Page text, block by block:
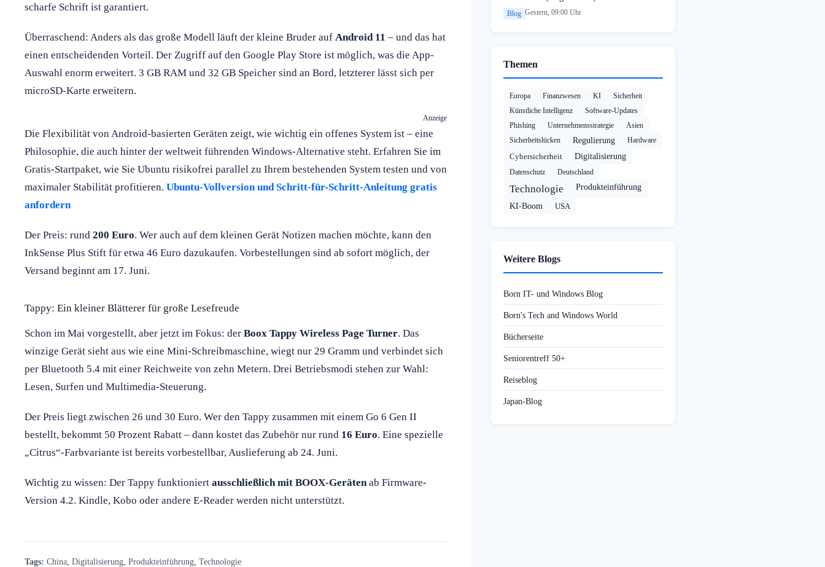
scharfe Schrift ist garantiert.
Überraschend: Anders als das große Modell läuft der kleine Bruder auf Android 11 – und das hat
einen entscheidenden Vorteil. Der Zugriff auf den Google Play Store ist möglich, was die App-
Auswahl enorm erweitert. 3 GB RAM und 32 GB Speicher sind an Bord, letzterer lässt sich per
microSD-Karte erweitern.
Anzeige
Die Flexibilität von Android-basierten Geräten zeigt, wie wichtig ein offenes System ist – eine
Philosophie, die auch hinter der weltweit führenden Windows-Alternative steht. Erfahren Sie im
Gratis-Startpaket, wie Sie Ubuntu risikofrei parallel zu Ihrem bestehenden System testen und von
maximaler Stabilität profitieren. Ubuntu-Vollversion und Schritt-für-Schritt-Anleitung gratis
anfordern
Der Preis: rund 200 Euro. Wer auch auf dem kleinen Gerät Notizen machen möchte, kann den
InkSense Plus Stift für etwa 46 Euro dazukaufen. Vorbestellungen sind ab sofort möglich, der
Versand beginnt am 17. Juni.
Tappy: Ein kleiner Blätterer für große Lesefreude
Schon im Mai vorgestellt, aber jetzt im Fokus: der Boox Tappy Wireless Page Turner. Das
winzige Gerät sieht aus wie eine Mini-Schreibmaschine, wiegt nur 29 Gramm und verbindet sich
per Bluetooth 5.4 mit einer Reichweite von zehn Metern. Drei Betriebsmodi stehen zur Wahl:
Lesen, Surfen und Multimedia-Steuerung.
Der Preis liegt zwischen 26 und 30 Euro. Wer den Tappy zusammen mit einem Go 6 Gen II
bestellt, bekommt 50 Prozent Rabatt – dann kostet das Zubehör nur rund 16 Euro. Eine spezielle
„Citrus“-Farbvariante ist bereits vorbestellbar, Auslieferung ab 24. Juni.
Wichtig zu wissen: Der Tappy funktioniert ausschließlich mit BOOX-Geräten ab Firmware-
Version 4.2. Kindle, Kobo oder andere E-Reader werden nicht unterstützt.
Tags: China Digitalisierung Produkteinführung Technologie
Blog Gestern, 09:00 Uhr
Themen
Europa Finanzwesen KI
Sicherheit
Künstliche Intelligenz
Software-Updates
Phishing
Unternehmensstrategie
Asien
Sicherheitslücken
Regulierung Hardware
Cybersicherheit Digitalisierung
Datenschutz Deutschland
Technologie Produkteinführung
KI-Boom USA
Weitere Blogs
Born IT- und Windows Blog
Born's Tech and Windows World
Bücherseite
Seniorentreff 50+
Reiseblog
Japan-Blog